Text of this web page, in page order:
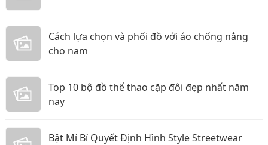
Cách lựa chọn và phối đồ với áo chống nắng
cho nam
Top 10 bộ đồ thể thao cặp đôi đẹp nhất năm
nay
Bật Mí Bí Quyết Định Hình Style Streetwear